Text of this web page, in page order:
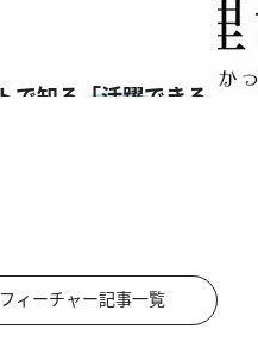
フィーチャー記事一覧